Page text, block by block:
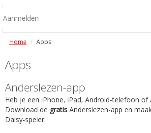
Aanmelden
Home Apps
Apps
Anderslezen-app
Heb je een iPhone, iPad, Android-telefoon of
Download de gratis Anderslezen-app en
Daisy-speler.